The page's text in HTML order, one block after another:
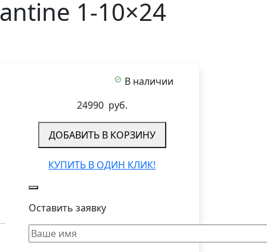
1-10×24
В наличии
24990 руб.
ДОБАВИТЬ В КОРЗИНУ
КУПИТЬ В ОДИН КЛИК!
Оставить заявку